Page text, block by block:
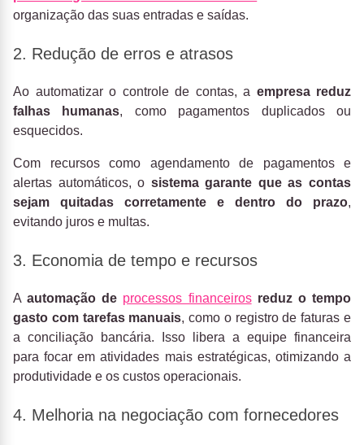
organização das suas entradas e saídas.
2. Redução de erros e atrasos
Ao automatizar o controle de contas, a empresa reduz
falhas humanas, como pagamentos duplicados ou
esquecidos.
Com recursos como agendamento de pagamentos e
alertas automáticos, o sistema garante que as contas
sejam quitadas corretamente e dentro do prazo,
evitando juros e multas.
3. Economia de tempo e recursos
Aautomação de processos financeirosreduz o tempo
gasto com tarefas manuais, como o registro de faturas e
a conciliação bancária. Isso libera a equipe financeira
para focar em atividades mais estratégicas, otimizando a
produtividade e os custos operacionais.
4. Melhoria na negociação com fornecedores